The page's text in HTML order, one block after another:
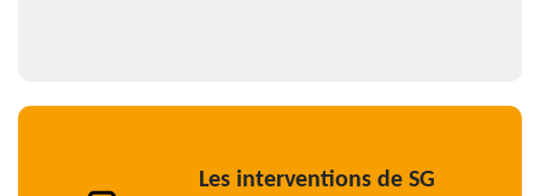
Les interventions de SG